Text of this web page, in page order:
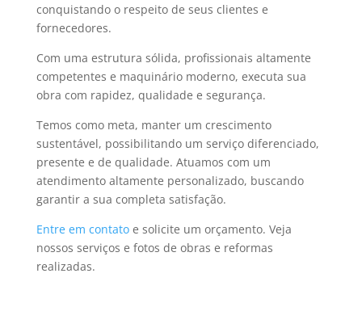
conquistando o respeito de seus clientes e
fornecedores.
Com uma estrutura sólida, profissionais altamente
competentes e maquinário moderno, executa sua
obra com rapidez, qualidade e segurança.
Temos como meta, manter um crescimento
sustentável, possibilitando um serviço diferenciado,
presente e de qualidade. Atuamos com um
atendimento altamente personalizado, buscando
garantir a sua completa satisfação.
Entre em contatoe solicite um orçamento. Veja
nossos serviços e fotos de obras e reformas
realizadas.